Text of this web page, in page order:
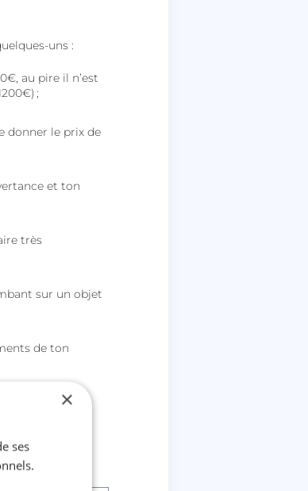
uns :
au pire il n’est
;
donner le prix de
et ton
très
sur un objet
de ton
de
plus
×
ses